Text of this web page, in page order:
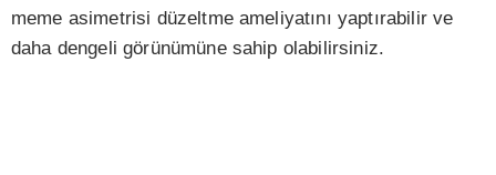
meme asimetrisi düzeltme ameliyatını yaptırabilir ve
daha dengeli görünümüne sahip olabilirsiniz.